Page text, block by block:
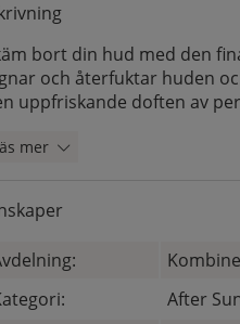
bort din hud med den
och återfuktar huden
uppfriskande doften av
mer
After